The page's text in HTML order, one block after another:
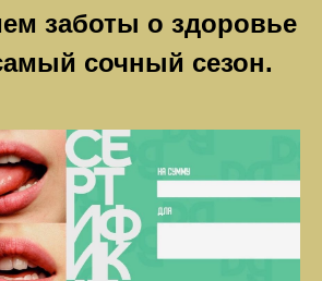
заботы о здоровье
сочный сезон.